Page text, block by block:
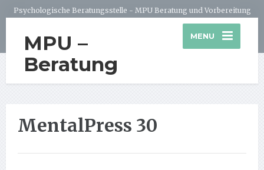
Psychologische Beratungsstelle - MPU Beratung und Vorbereitung
MPU –
Beratung
MENU
MentalPress 30